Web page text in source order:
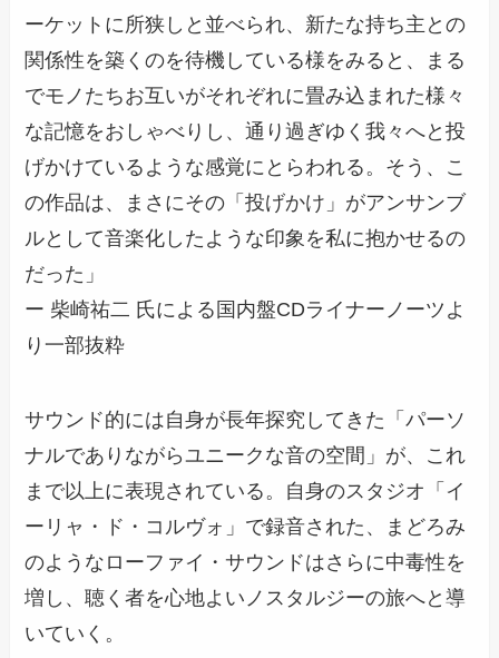
ーケットに所狭しと並べられ、新たな持ち主との
関係性を築くのを待機している様をみると、まる
でモノたちお互いがそれぞれに畳み込まれた様々
な記憶をおしゃべりし、通り過ぎゆく我々へと投
げかけているような感覚にとらわれる。そう、こ
の作品は、まさにその「投げかけ」がアンサンブ
ルとして音楽化したような印象を私に抱かせるの
だった」
ー 柴崎祐二 氏による国内盤CDライナーノーツよ
り一部抜粋
サウンド的には自身が長年探究してきた「パーソ
ナルでありながらユニークな音の空間」が、これ
まで以上に表現されている。自身のスタジオ「イ
ーリャ・ド・コルヴォ」で録音された、まどろみ
のようなローファイ・サウンドはさらに中毒性を
増し、聴く者を心地よいノスタルジーの旅へと導
いていく。